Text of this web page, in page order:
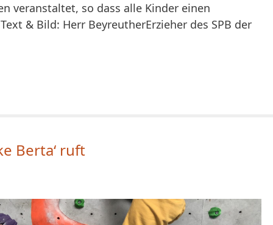
veranstaltet, so dass alle Kinder einen
& Bild: Herr BeyreutherErzieher des SPB der
Berta‘ ruft